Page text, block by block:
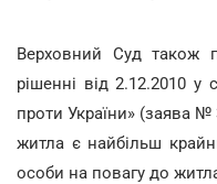
Верховний Суд також
рішенні від 2.12.2010 у
проти України» (заява
житла є найбільш
особи на повагу до